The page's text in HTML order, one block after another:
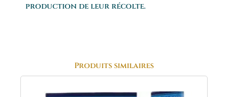
production de leur récolte.
Produits similaires